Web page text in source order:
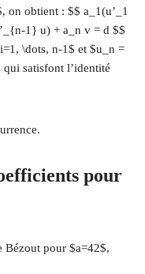
on obtient : $$ a_1(u’_1
1} u) + a_n v = d $$
\dots, n-1$ et $u_n =
satisfont l’identité
pour
Bézout pour $a=42$,